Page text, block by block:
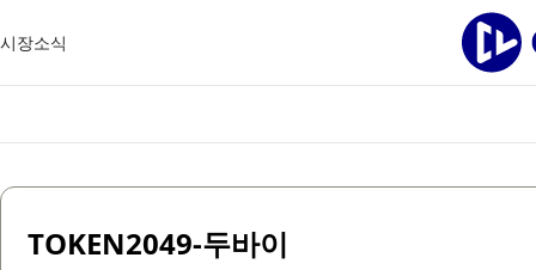
시장소식
TOKEN2049-두바이